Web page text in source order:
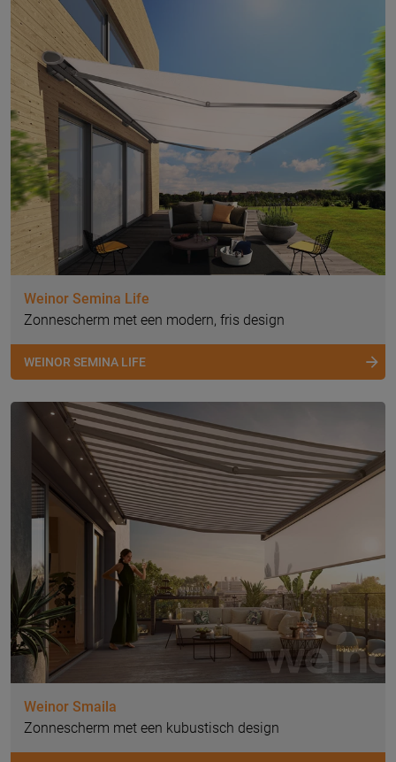
Weinor Semina Life
Zonnescherm met een modern, fris design
WEINOR SEMINA LIFE
Weinor Smaila
Zonnescherm met een kubustisch design